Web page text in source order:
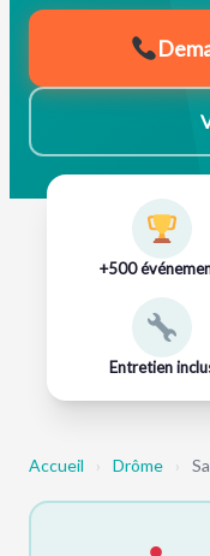
+500
Entretien
Accueil › Drôme ›